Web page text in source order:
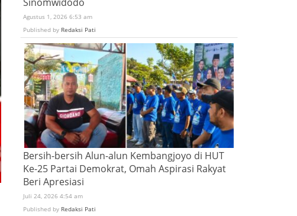
Agustus 1, 2026 6:53 am
Published by Redaksi Pati
Bersih-bersih Alun-alun Kembangjoyo di HUT
Ke-25 Partai Demokrat, Omah Aspirasi Rakyat
Beri Apresiasi
Juli 24, 2026 4:54 am
Published by Redaksi Pati